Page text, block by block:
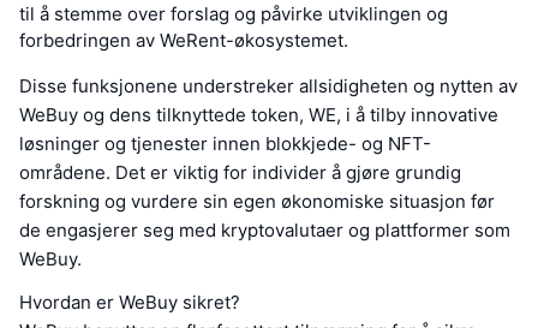
til å stemme over forslag og påvirke utviklingen og
forbedringen av WeRent-økosystemet.
Disse funksjonene understreker allsidigheten og nytten av
WeBuy og dens tilknyttede token, WE, i å tilby innovative
løsninger og tjenester innen blokkjede- og NFT-
områdene. Det er viktig for individer å gjøre grundig
forskning og vurdere sin egen økonomiske situasjon før
de engasjerer seg med kryptovalutaer og plattformer som
WeBuy.
Hvordan er WeBuy sikret?